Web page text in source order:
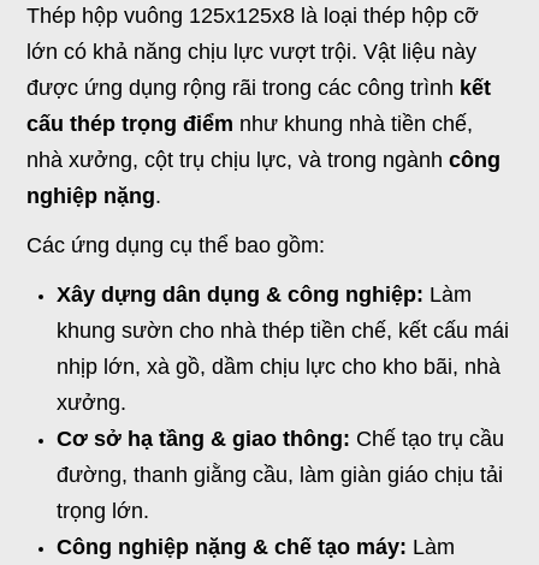
Thép hộp vuông 125x125x8 là loại thép hộp cỡ
lớn có khả năng chịu lực vượt trội. Vật liệu này
được ứng dụng rộng rãi trong các công trình kết
cấu thép trọng điểm như khung nhà tiền chế,
nhà xưởng, cột trụ chịu lực, và trong ngành công
nghiệp nặng.
Các ứng dụng cụ thể bao gồm:
Xây dựng dân dụng & công nghiệp: Làm
khung sườn cho nhà thép tiền chế, kết cấu mái
nhịp lớn, xà gồ, dầm chịu lực cho kho bãi, nhà
xưởng.
Cơ sở hạ tầng & giao thông: Chế tạo trụ cầu
đường, thanh giằng cầu, làm giàn giáo chịu tải
trọng lớn.
Công nghiệp nặng & chế tạo máy: Làm